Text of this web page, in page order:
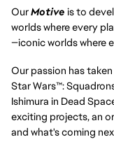
OurMotive is to
worlds where every
—iconic worlds where
Our passion has
Star Wars™:
Ishimura in Dead
exciting projects, an
and what's coming